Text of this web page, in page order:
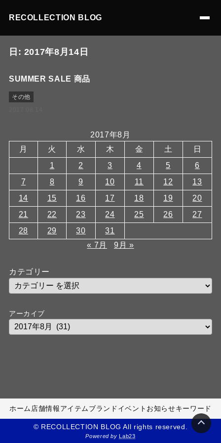
RECOLLECTION BLOG
日: 2017年8月14日
SUMMER SALE 商品
その他
2017年8月
月
火 水 木 金 土
日
1
2 3 4 5
6
7
8 9 10 11 12
13
14
15 16 17 18 19
20
21
22 23 24 25 26
27
28
29 30
31
« 7月
9月 »
カテゴリー
アーカイブ
ホーム 店舗情報アイテムブランド イベント お知らせキーワード
© RECOLLECTION BLOG All rights reserved.
Powered byLab23